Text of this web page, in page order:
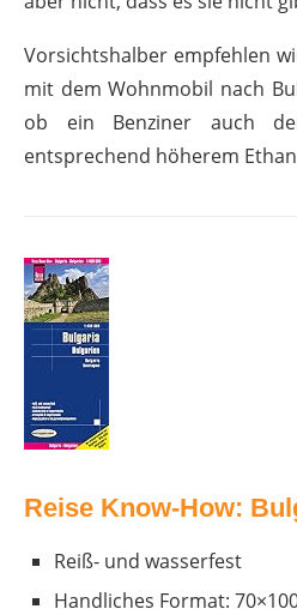
Vorsichtshalber empfehlen
mit dem Wohnmobil nach
ob ein Benziner auch
entsprechend höherem
Reise Know-How:
Reiß- und wasserfest
Handliches Format: